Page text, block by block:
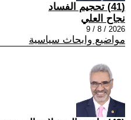
(41) تحجيم الفساد
نجاح العلي
2026 / 8 / 9
مواضيع وابحاث سياسية